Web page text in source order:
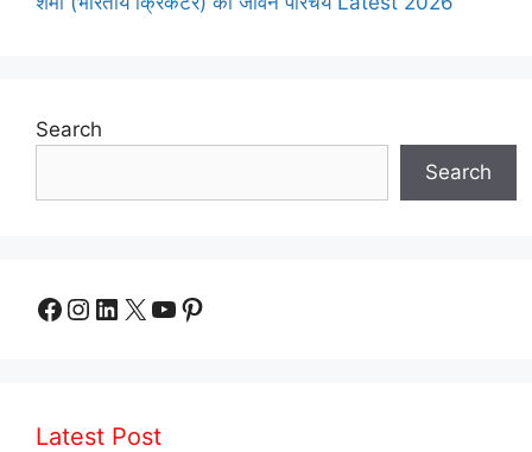
Search
Search
Facebook
Instagram
LinkedIn
X YouTube
Pinterest
Latest Post